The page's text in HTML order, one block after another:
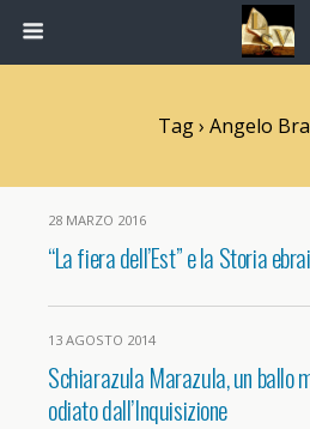
Tag › Angelo
28 MARZO 2016
“La fiera dell’Est” e la Storia
13 AGOSTO 2014
Schiarazula Marazula, un ballo
odiato dall’Inquisizione